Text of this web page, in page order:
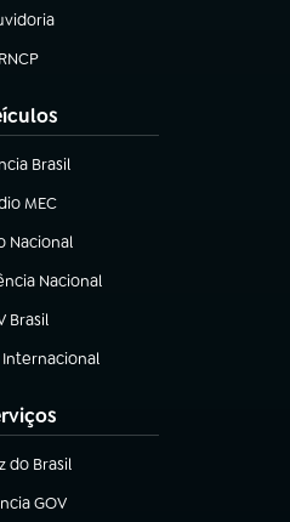
em nova aba)
RNCP
(abre em nova aba)
Brasil
em nova aba)
MEC
Nacional
em nova aba)
Nacional
nova aba)
Brasilem nova aba)
Internacional
nova aba)
do Brasil
em nova aba)
GOV
em nova aba)